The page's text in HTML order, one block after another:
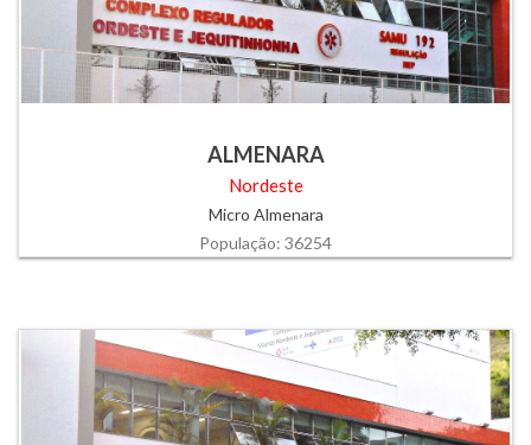
ALMENARA
Nordeste
Micro Almenara
População: 36254